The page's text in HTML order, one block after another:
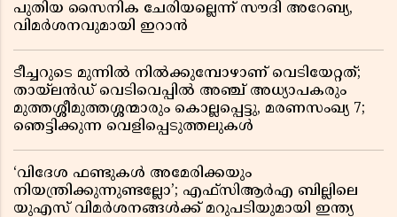
പുതിയ സൈനിക ചേരിയല്ലെന്ന് സൗദി അറേബ്യ,
വിമർശനവുമായി ഇറാൻ
ടീച്ചറുടെ മുന്നിൽ നിൽക്കുമ്പോഴാണ് വെടിയേറ്റത്;
തായ്‌ലൻഡ് വെടിവെപ്പിൽ അഞ്ച് അധ്യാപകരും
മുത്തശ്ശീമുത്തശ്ശന്മാരും കൊല്ലപ്പെട്ടു, മരണസംഖ്യ 7;
ഞെട്ടിക്കുന്ന വെളിപ്പെടുത്തലുകൾ
‘വിദേശ ഫണ്ടുകൾ അമേരിക്കയും
നിയന്ത്രിക്കുന്നുണ്ടല്ലോ’; എഫ്സിആർഎ ബില്ലിലെ
യുഎസ് വിമർശനങ്ങൾക്ക് മറുപടിയുമായി ഇന്ത്യ